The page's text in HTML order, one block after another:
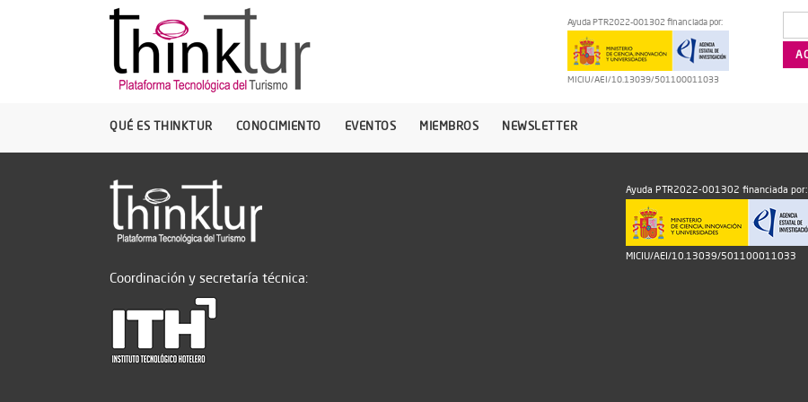
Ayuda PTR2022-001302 financiada por:
MICIU/AEI/10.13039/501100011033
QUÉ ES THINKTUR CONOCIMIENTO EVENTOS MIEMBROS NEWSLETTER
Coordinación y secretaría técnica:
Ayuda PTR2022-001302 financiada por:
MICIU/AEI/10.13039/501100011033